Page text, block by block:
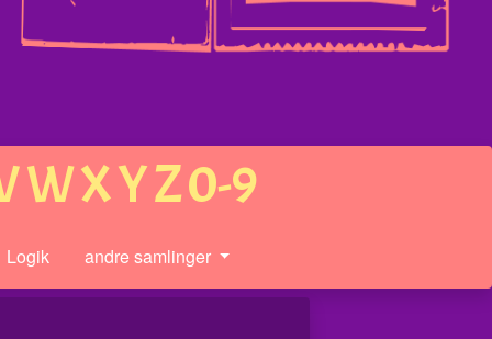
WXYZ0-9
Logik andre samlinger